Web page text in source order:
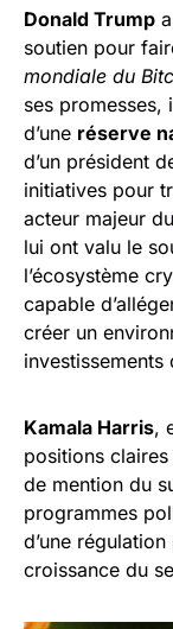
Donald Trump
soutien pour
mondiale du
ses promesses,
d’une réserve
d’un président
initiatives pour
acteur majeur du
lui ont valu le
l’écosystème
capable
créer un
investissements
Kamala Harris,
positions claires
de mention du
programmes
d’une
croissance du